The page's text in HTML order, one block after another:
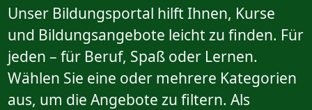
Unser Bildungsportal hilft Ihnen, Kurse
und Bildungsangebote leicht zu finden. Für
jeden – für Beruf, Spaß oder Lernen.
Wählen Sie eine oder mehrere Kategorien
aus, um die Angebote zu filtern. Als